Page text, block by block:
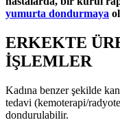
yumurta dondurmaya
ERKEKTE
İŞLEMLER
Kadına benzer şekilde
tedavi (kemoterapi/
dondurulabilir.